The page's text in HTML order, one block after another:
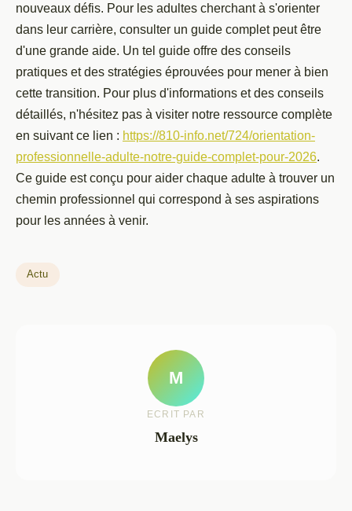
nouveaux défis. Pour les adultes cherchant à s'orienter
dans leur carrière, consulter un guide complet peut être
d'une grande aide. Un tel guide offre des conseils
pratiques et des stratégies éprouvées pour mener à bien
cette transition. Pour plus d'informations et des conseils
détaillés, n'hésitez pas à visiter notre ressource complète
en suivant ce lien : https://810-info.net/724/orientation-
professionnelle-adulte-notre-guide-complet-pour-2026.
Ce guide est conçu pour aider chaque adulte à trouver un
chemin professionnel qui correspond à ses aspirations
pour les années à venir.
Actu
M
ECRIT PAR
Maelys